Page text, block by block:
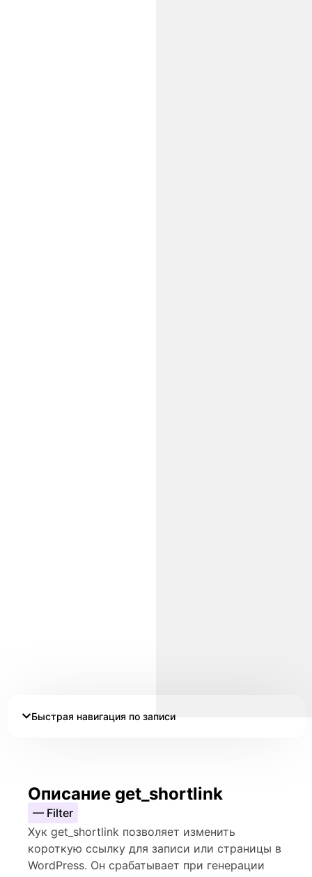
Быстрая навигация по записи
Описание get_shortlink
— Filter
Хук get_shortlink позволяет изменить
короткую ссылку для записи или страницы в
WordPress. Он срабатывает при генерации